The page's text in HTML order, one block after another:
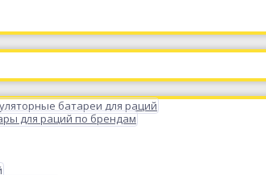
батареи для раций
для раций по брендам